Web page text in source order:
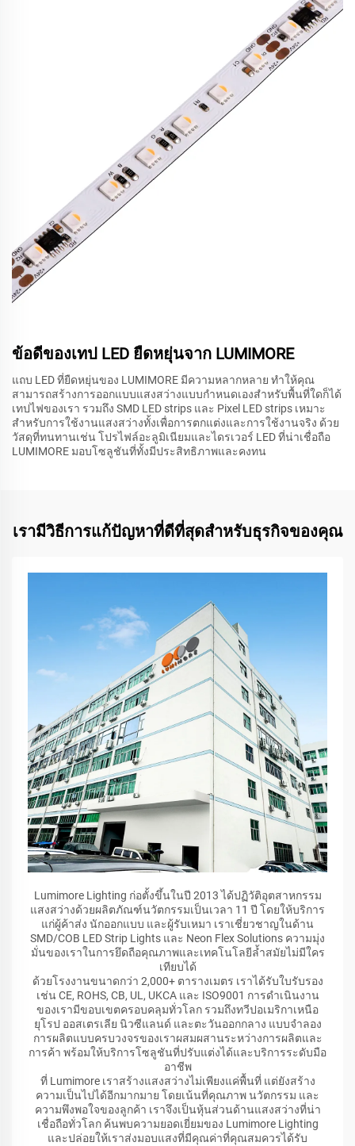
ข้อดีของเทป LED ยืดหยุ่นจาก LUMIMORE
แถบ LED ที่ยืดหยุ่นของ LUMIMORE มีความหลากหลาย ทำให้คุณ
สามารถสร้างการออกแบบแสงสว่างแบบกำหนดเองสำหรับพื้นที่ใดก็ได้
เทปไฟของเรา รวมถึง SMD LED strips และ Pixel LED strips เหมาะ
สำหรับการใช้งานแสงสว่างทั้งเพื่อการตกแต่งและการใช้งานจริง ด้วย
วัสดุที่ทนทานเช่น โปรไฟล์อะลูมิเนียมและไดรเวอร์ LED ที่น่าเชื่อถือ
LUMIMORE มอบโซลูชันที่ทั้งมีประสิทธิภาพและคงทน
เรามีวิธีการแก้ปัญหาที่ดีที่สุดสำหรับธุรกิจของคุณ
Lumimore Lighting ก่อตั้งขึ้นในปี 2013 ได้ปฏิวัติอุตสาหกรรม
แสงสว่างด้วยผลิตภัณฑ์นวัตกรรมเป็นเวลา 11 ปี โดยให้บริการ
แก่ผู้ค้าส่ง นักออกแบบ และผู้รับเหมา เราเชี่ยวชาญในด้าน
SMD/COB LED Strip Lights และ Neon Flex Solutions ความมุ่ง
มั่นของเราในการยึดถือคุณภาพและเทคโนโลยีล้ำสมัยไม่มีใคร
เทียบได้
ด้วยโรงงานขนาดกว่า 2,000+ ตารางเมตร เราได้รับใบรับรอง
เช่น CE, ROHS, CB, UL, UKCA และ ISO9001 การดำเนินงาน
ของเรามีขอบเขตครอบคลุมทั่วโลก รวมถึงทวีปอเมริกาเหนือ
ยุโรป ออสเตรเลีย นิวซีแลนด์ และตะวันออกกลาง แบบจำลอง
การผลิตแบบครบวงจรของเราผสมผสานระหว่างการผลิตและ
การค้า พร้อมให้บริการโซลูชันที่ปรับแต่งได้และบริการระดับมือ
อาชีพ
ที่ Lumimore เราสร้างแสงสว่างไม่เพียงแค่พื้นที่ แต่ยังสร้าง
ความเป็นไปได้อีกมากมาย โดยเน้นที่คุณภาพ นวัตกรรม และ
ความพึงพอใจของลูกค้า เราจึงเป็นหุ้นส่วนด้านแสงสว่างที่น่า
เชื่อถือทั่วโลก ค้นพบความยอดเยี่ยมของ Lumimore Lighting
และปล่อยให้เราส่งมอบแสงที่มีคุณค่าที่คุณสมควรได้รับ